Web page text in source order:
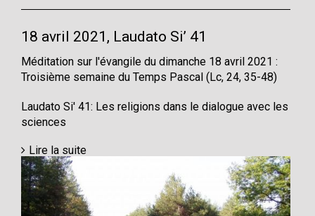
18 avril 2021, Laudato Si’ 41
Méditation sur l'évangile du dimanche 18 avril 2021 :
Troisième semaine du Temps Pascal (Lc, 24, 35-48)
Laudato Si' 41: Les religions dans le dialogue avec les
sciences
Lire la suite